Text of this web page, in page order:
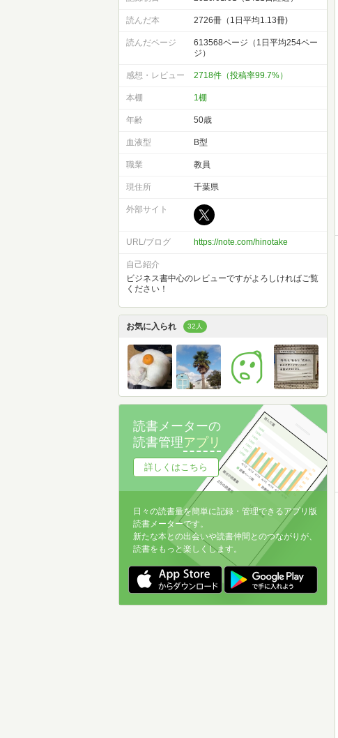
読んだ本 2726冊（1日平均1.13冊)
読んだページ
613568ページ（1日平均254ペー
ジ）
感想・レビュー 2718件（投稿率99.7%）
本棚 1棚
年齢 50歳
血液型 B型
職業 教員
現住所 千葉県
外部サイト
URL/ブログ https://note.com/hinotake
自己紹介
ビジネス書中心のレビューですがよろしければご覧
ください！
お気に入られ 32人
読書メーターの
読書管理アプリ
詳しくはこちら
日々の読書量を簡単に記録・管理できるアプリ版
読書メーターです。
新たな本との出会いや読書仲間とのつながりが、
読書をもっと楽しくします。